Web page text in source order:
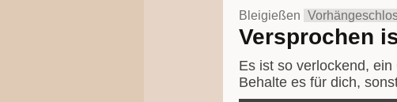
Bleigießen
Versprochen
Es ist so verlockend,
Behalte es für dich,